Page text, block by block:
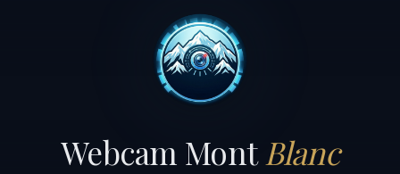
Webcam Mont Blanc